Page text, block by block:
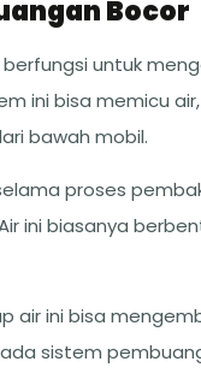
Bocor
untuk
ini bisa memicu
bawah mobil.
proses
ini biasanya
air ini bisa
sistem